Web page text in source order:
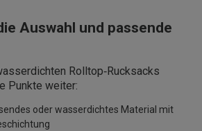
Auswahl und passende
Rolltop‑Rucksacks
Punkte weiter:
oder wasserdichtes Material mit